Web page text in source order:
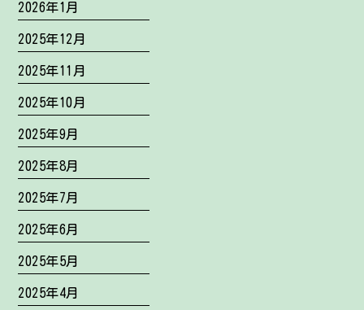
2026年1月
2025年12月
2025年11月
2025年10月
2025年9月
2025年8月
2025年7月
2025年6月
2025年5月
2025年4月